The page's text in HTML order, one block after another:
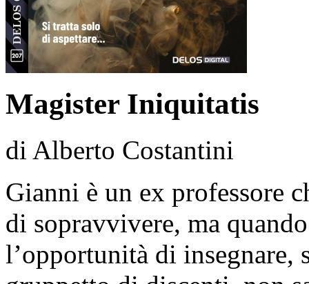
Magister Iniquitatis
di Alberto Costantini
Gianni è un ex professore
di sopravvivere, ma
l’opportunità di insegnare,